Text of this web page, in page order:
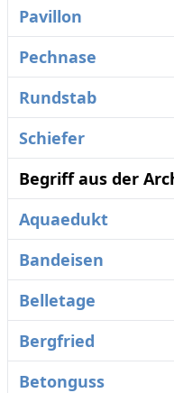
Pavillon
Pechnase
Rundstab
Schiefer
Begriff aus der
Aquaedukt
Bandeisen
Belletage
Bergfried
Betonguss